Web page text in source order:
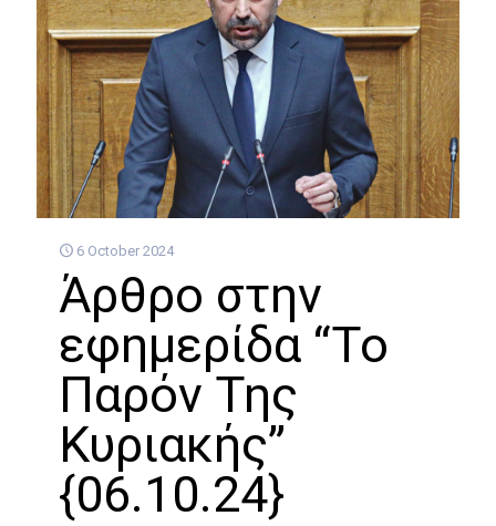
6 October 2024
Άρθρο στην
εφημερίδα “Το
Παρόν Της
Κυριακής”
{06.10.24}